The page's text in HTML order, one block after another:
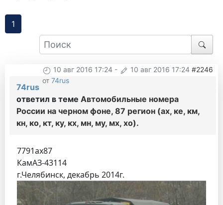
1
10 авг 2016 17:24 - 10 авг 2016 17:24 #2246
от 74rus
74rus
ответил в теме Автомобильные номера
России на черном фоне, 87 регион (ах, ке, км,
кн, ко, кт, ку, кх, мн, му, мх, хо).
7791ах87
КамАЗ-43114
г.Челябинск, декабрь 2014г.